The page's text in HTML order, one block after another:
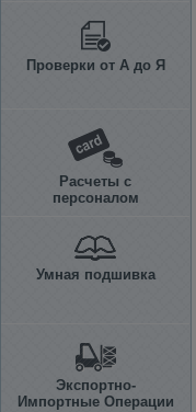
Проверки от А до Я
Расчеты с
персоналом
Умная подшивка
Экспортно-
Импортные Операции